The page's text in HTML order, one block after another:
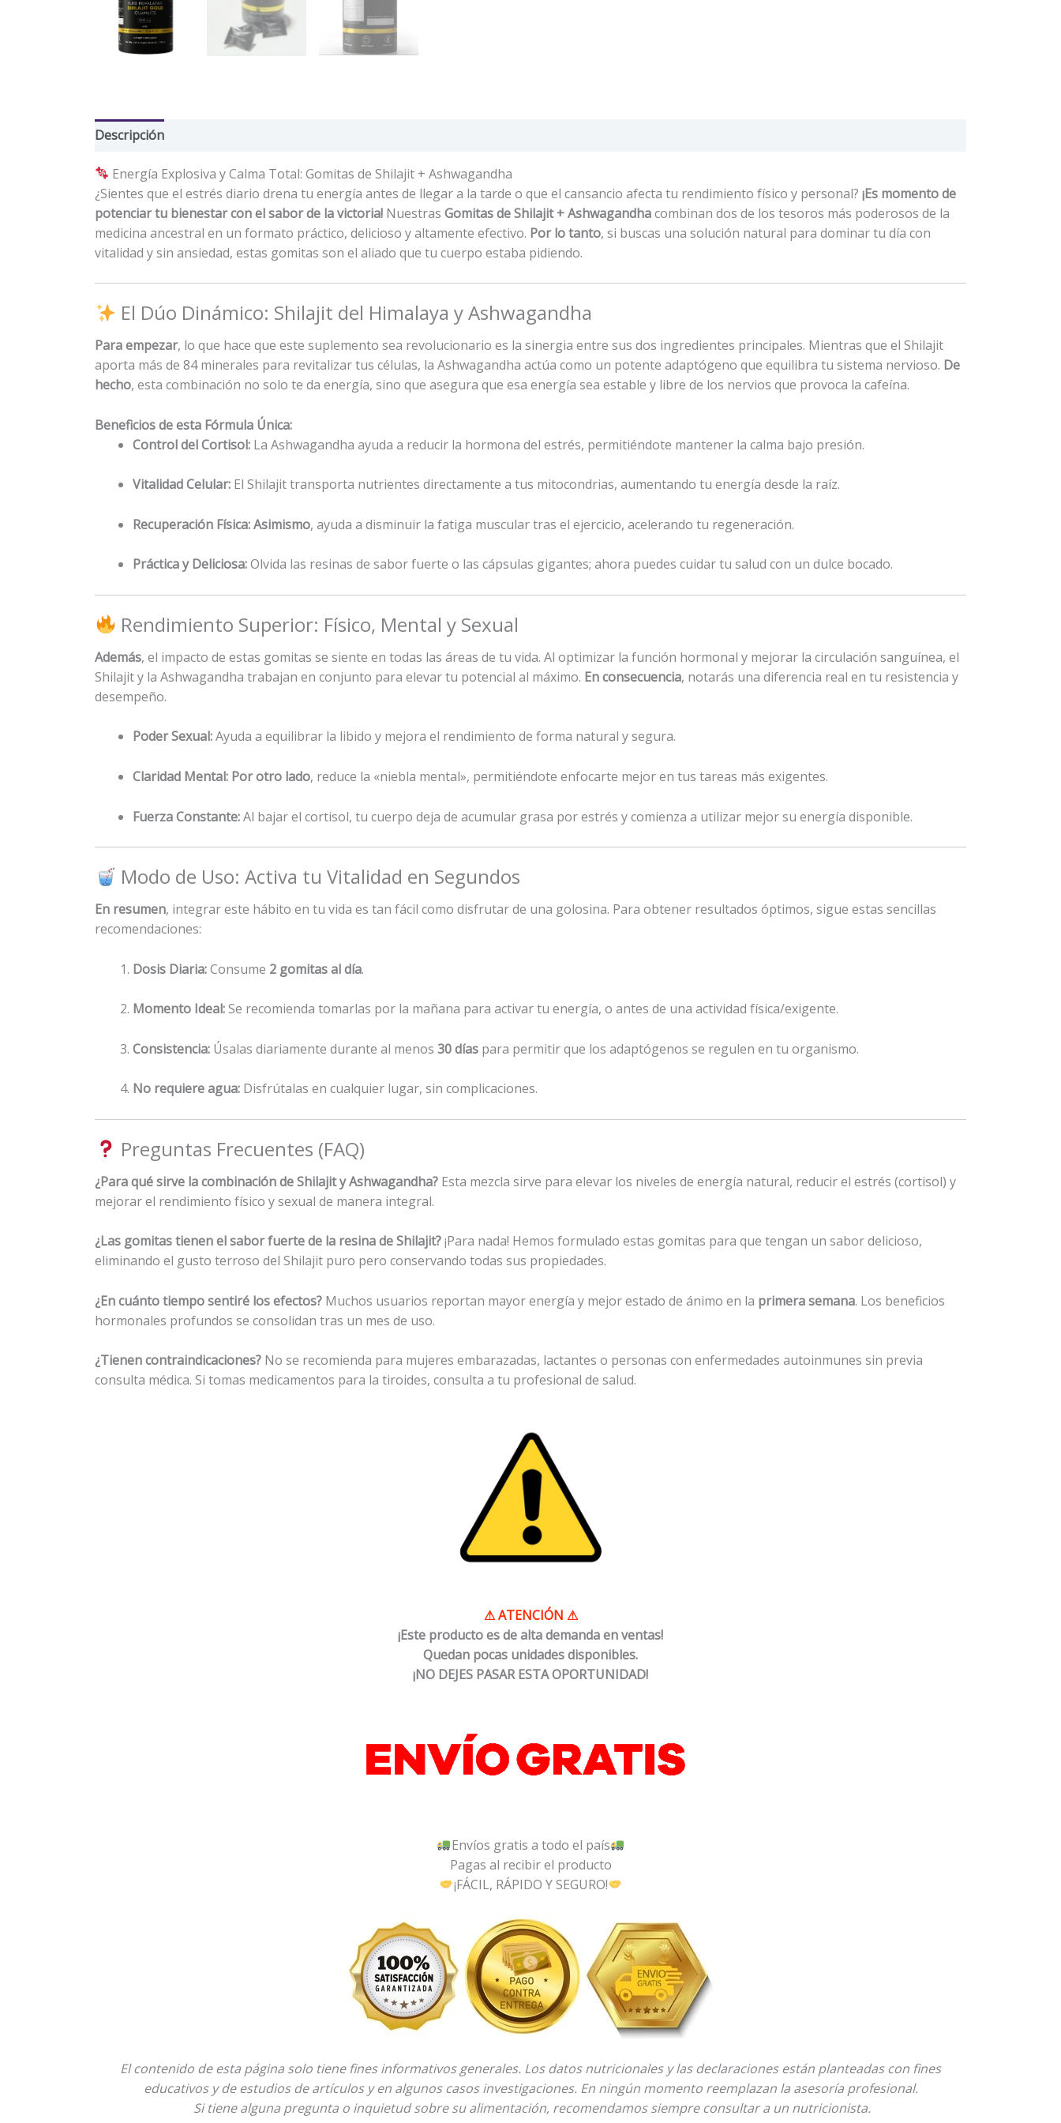
Descripción
Energía Explosiva y Calma Total: Gomitas de Shilajit + Ashwagandha
¿Sientes que el estrés diario drena tu energía antes de llegar a la tarde o que el cansancio afecta tu rendimiento físico y personal? ¡Es momento de
potenciar tu bienestar con el sabor de la victoria! Nuestras Gomitas de Shilajit + Ashwagandhacombinan dos de los tesoros más poderosos de la
medicina ancestral en un formato práctico, delicioso y altamente efectivo. Por lo tanto, si buscas una solución natural para dominar tu día con
vitalidad y sin ansiedad, estas gomitas son el aliado que tu cuerpo estaba pidiendo.
El Dúo Dinámico: Shilajit del Himalaya y Ashwagandha
Para empezar, lo que hace que este suplemento sea revolucionario es la sinergia entre sus dos ingredientes principales. Mientras que el Shilajit
aporta más de 84 minerales para revitalizar tus células, la Ashwagandha actúa como un potente adaptógeno que equilibra tu sistema nervioso. De
hecho, esta combinación no solo te da energía, sino que asegura que esa energía sea estable y libre de los nervios que provoca la cafeína.
Beneficios de esta Fórmula Única:
Control del Cortisol: La Ashwagandha ayuda a reducir la hormona del estrés, permitiéndote mantener la calma bajo presión.
Vitalidad Celular: El Shilajit transporta nutrientes directamente a tus mitocondrias, aumentando tu energía desde la raíz.
Recuperación Física:Asimismo, ayuda a disminuir la fatiga muscular tras el ejercicio, acelerando tu regeneración.
Práctica y Deliciosa:Olvida las resinas de sabor fuerte o las cápsulas gigantes; ahora puedes cuidar tu salud con un dulce bocado.
Rendimiento Superior: Físico, Mental y Sexual
Además, el impacto de estas gomitas se siente en todas las áreas de tu vida. Al optimizar la función hormonal y mejorar la circulación sanguínea, el
Shilajit y la Ashwagandha trabajan en conjunto para elevar tu potencial al máximo. En consecuencia, notarás una diferencia real en tu resistencia y
desempeño.
Poder Sexual:Ayuda a equilibrar la libido y mejora el rendimiento de forma natural y segura.
Claridad Mental: Por otro lado, reduce la «niebla mental», permitiéndote enfocarte mejor en tus tareas más exigentes.
Fuerza Constante:Al bajar el cortisol, tu cuerpo deja de acumular grasa por estrés y comienza a utilizar mejor su energía disponible.
Modo de Uso: Activa tu Vitalidad en Segundos
En resumen, integrar este hábito en tu vida es tan fácil como disfrutar de una golosina. Para obtener resultados óptimos, sigue estas sencillas
recomendaciones:
Dosis Diaria:Consume 2 gomitas al día.
Momento Ideal:Se recomienda tomarlas por la mañana para activar tu energía, o antes de una actividad física/exigente.
Consistencia: Úsalas diariamente durante al menos 30 días para permitir que los adaptógenos se regulen en tu organismo.
No requiere agua: Disfrútalas en cualquier lugar, sin complicaciones.
Preguntas Frecuentes (FAQ)
¿Para qué sirve la combinación de Shilajit y Ashwagandha? Esta mezcla sirve para elevar los niveles de energía natural, reducir el estrés (cortisol) y
mejorar el rendimiento físico y sexual de manera integral.
¿Las gomitas tienen el sabor fuerte de la resina de Shilajit?¡Para nada! Hemos formulado estas gomitas para que tengan un sabor delicioso,
eliminando el gusto terroso del Shilajit puro pero conservando todas sus propiedades.
¿En cuánto tiempo sentiré los efectos? Muchos usuarios reportan mayor energía y mejor estado de ánimo en la primera semana. Los beneficios
hormonales profundos se consolidan tras un mes de uso.
¿Tienen contraindicaciones? No se recomienda para mujeres embarazadas, lactantes o personas con enfermedades autoinmunes sin previa
consulta médica. Si tomas medicamentos para la tiroides, consulta a tu profesional de salud.
⚠ATENCIÓN ⚠
¡Este producto es de alta demanda en ventas!
Quedan pocas unidades disponibles.
¡NO DEJES PASAR ESTA OPORTUNIDAD!
Envíos gratis a todo el país
Pagas al recibir el producto
¡FÁCIL, RÁPIDO Y SEGURO!
El contenido de esta página solo tiene fines informativos generales. Los datos nutricionales y las declaraciones están planteadas con fines
educativos y de estudios de artículos y en algunos casos investigaciones. En ningún momento reemplazan la asesoría profesional.
Si tiene alguna pregunta o inquietud sobre su alimentación, recomendamos siempre consultar a un nutricionista.